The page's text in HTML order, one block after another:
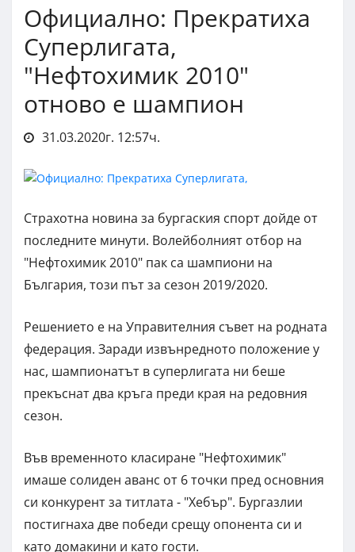
Официално: Прекратиха
Суперлигата,
"Нефтохимик 2010"
отново е шампион
31.03.2020г. 12:57ч.
Страхотна новина за бургаския спорт дойде от
последните минути. Волейболният отбор на
"Нефтохимик 2010" пак са шампиони на
България, този път за сезон 2019/2020.
Решението е на Управителния съвет на родната
федерация. Заради извънредното положение у
нас, шампионатът в суперлигата ни беше
прекъснат два кръга преди края на редовния
сезон.
Във временното класиране "Нефтохимик"
имаше солиден аванс от 6 точки пред основния
си конкурент за титлата - "Хебър". Бургазлии
постигнаха две победи срещу опонента си и
като домакини и като гости.